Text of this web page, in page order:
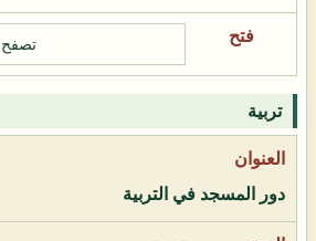
تصفح
تربية
دور المسجد في التربية